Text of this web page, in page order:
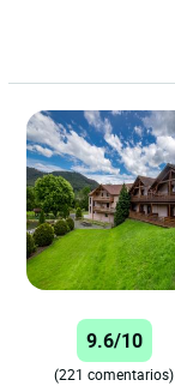
9.6/10
(221 comentarios)